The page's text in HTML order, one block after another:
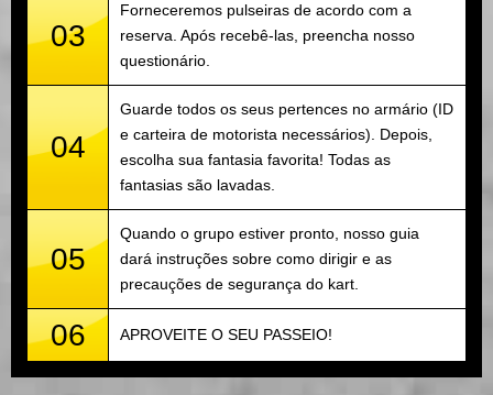
03
Forneceremos pulseiras de acordo com a
reserva. Após recebê-las, preencha nosso
questionário.
04
Guarde todos os seus pertences no armário (ID
e carteira de motorista necessários). Depois,
escolha sua fantasia favorita! Todas as
fantasias são lavadas.
05
Quando o grupo estiver pronto, nosso guia
dará instruções sobre como dirigir e as
precauções de segurança do kart.
06 APROVEITE O SEU PASSEIO!